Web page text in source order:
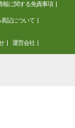
報に関する免責事項
記について
運営会社